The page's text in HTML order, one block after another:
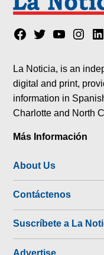
Facebook
TwitterYouTube
La Noticia, is an
digital and print,
information in
Charlotte and North
Más Información
About Us
Contáctenos
Suscríbete a La
Advertise